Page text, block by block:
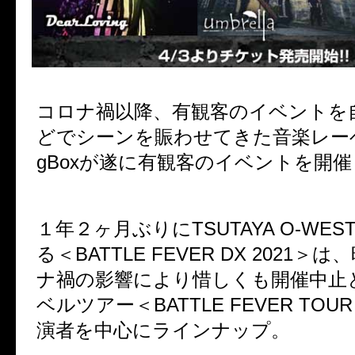
コロナ禍以降、有観客のイベントを
どでシーンを賑わせてきた音楽レー
gBoxが遂に有観客のイベントを開
１年２ヶ月ぶりにTSUTAYA O-
る＜BATTLE FEVER DX 2021＞は
ナ禍の影響により惜しくも開催中止
ベルツアー＜BATTLE FEVER
演者を中心にラインナップ。